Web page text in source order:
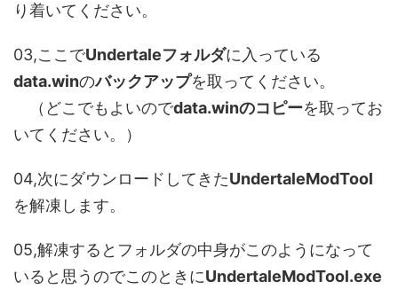
り着いてください。
03,ここでUndertaleフォルダに入っている
data.winのバックアップを取ってください。
（どこでもよいのでdata.winのコピーを取ってお
いてください。）
04,次にダウンロードしてきたUndertaleModTool
を解凍します。
05,解凍するとフォルダの中身がこのようになって
いると思うのでこのときにUndertaleModTool.exe